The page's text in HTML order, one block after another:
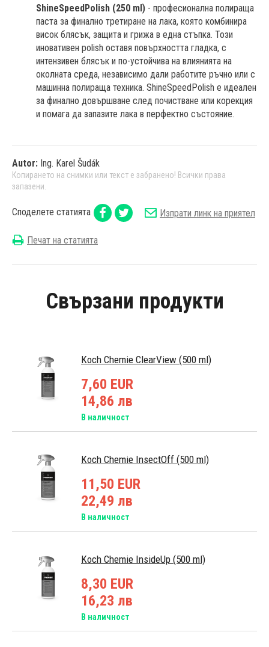
ShineSpeedPolish (250 ml) - професионална полираща
паста за финално третиране на лака, която комбинира
висок блясък, защита и грижа в една стъпка. Този
иновативен polish оставя повърхността гладка, с
интензивен блясък и по-устойчива на влиянията на
околната среда, независимо дали работите ръчно или с
машинна полираща техника. ShineSpeedPolish е идеален
за финално довършване след почистване или корекция
и помага да запазите лака в перфектно състояние.
Autor: Ing. Karel Šudák
Копирането на снимки или текст е забранено! Всички права
запазени.
Споделете статията Изпрати линк на приятел
Печат на статията
Свързани продукти
Koch Chemie ClearView (500 ml)
7,60 EUR
14,86 лв
В наличност
Koch Chemie InsectOff (500 ml)
11,50 EUR
22,49 лв
В наличност
Koch Chemie InsideUp (500 ml)
8,30 EUR
16,23 лв
В наличност